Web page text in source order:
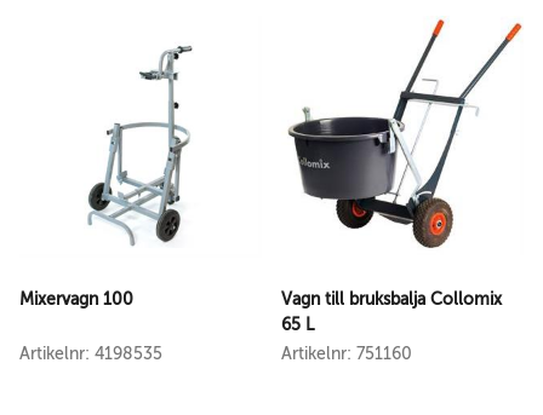
Mixervagn 100
Artikelnr: 4198535
Vagn till bruksbalja Collomix
65 L
Artikelnr: 751160